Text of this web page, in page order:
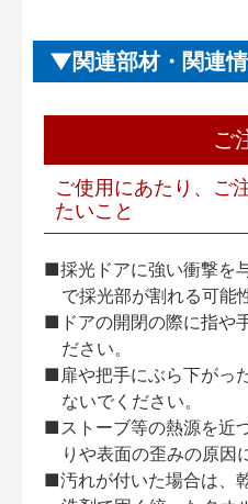
関連部材・関連
ご
ご使用にあたり、ご
たいこと
■採光ドアに強い衝撃を
で採光部が割れる可能
■ドアの開閉の際に指や
ださい。
■扉や把手にぶら下がっ
ないでください。
■ストーブ等の熱源を近
りや表面の歪みの原因
■汚れが付いた場合は、